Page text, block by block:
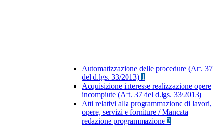
Automatizzazione delle procedure (Art. 37
del d.lgs. 33/2013) 1
Acquisizione interesse realizzazione opere
incompiute (Art. 37 del d.lgs. 33/2013)
Atti relativi alla programmazione di lavori,
opere, servizi e forniture / Mancata
redazione programmazione 2